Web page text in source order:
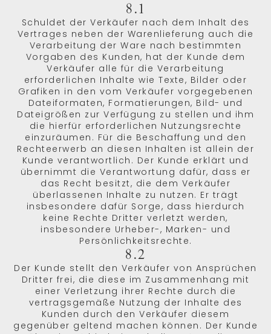
8.1
Schuldet der Verkäufer nach dem Inhalt des
Vertrages neben der Warenlieferung auch die
Verarbeitung der Ware nach bestimmten
Vorgaben des Kunden, hat der Kunde dem
Verkäufer alle für die Verarbeitung
erforderlichen Inhalte wie Texte, Bilder oder
Grafiken in den vom Verkäufer vorgegebenen
Dateiformaten, Formatierungen, Bild- und
Dateigrößen zur Verfügung zu stellen und ihm
die hierfür erforderlichen Nutzungsrechte
einzuräumen. Für die Beschaffung und den
Rechteerwerb an diesen Inhalten ist allein der
Kunde verantwortlich. Der Kunde erklärt und
übernimmt die Verantwortung dafür, dass er
das Recht besitzt, die dem Verkäufer
überlassenen Inhalte zu nutzen. Er trägt
insbesondere dafür Sorge, dass hierdurch
keine Rechte Dritter verletzt werden,
insbesondere Urheber-, Marken- und
Persönlichkeitsrechte.
8.2
Der Kunde stellt den Verkäufer von Ansprüchen
Dritter frei, die diese im Zusammenhang mit
einer Verletzung ihrer Rechte durch die
vertragsgemäße Nutzung der Inhalte des
Kunden durch den Verkäufer diesem
gegenüber geltend machen können. Der Kunde